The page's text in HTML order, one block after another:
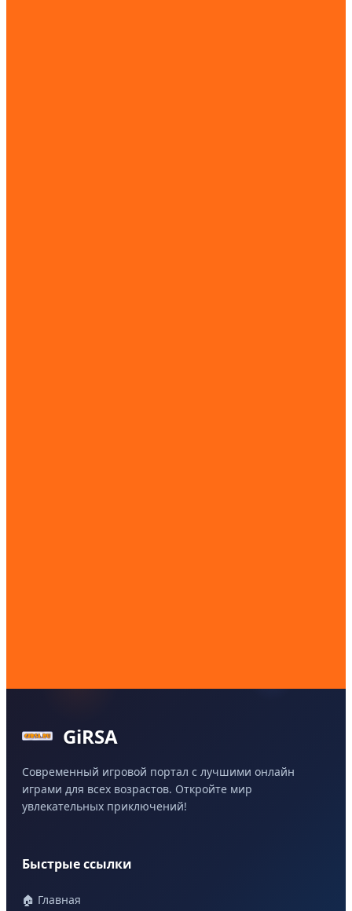
GiRSA
Современный игровой портал с лучшими онлайн
играми для всех возрастов. Откройте мир
увлекательных приключений!
Быстрые ссылки
🏠 Главная